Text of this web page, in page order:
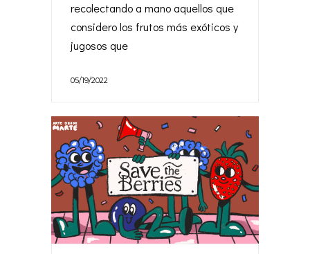
recolectando a mano aquellos que
considero los frutos más exóticos y
jugosos que
05/19/2022